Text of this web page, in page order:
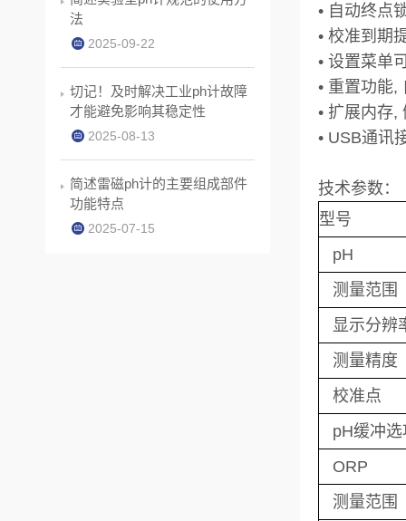
• 自动终点
• 校准到期
• 设置菜单
• 重置功能,
• 扩展内存,
• USB通讯
技术参数：
型号
pH
测量范围
显示分辨
测量精度
校准点
pH缓冲选
ORP
测量范围
法
2025-09-22
切记！及时解决工业ph计故障
才能避免影响其稳定性
2025-08-13
简述雷磁ph计的主要组成部件
功能特点
2025-07-15